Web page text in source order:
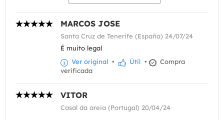
MARCOS JOSE
Santa Cruz de Tenerife (España) 24/07/24
É muito legal
Ver original • Útil •
Compra
verificada
VITOR
Casal da areia (Portugal) 20/04/24